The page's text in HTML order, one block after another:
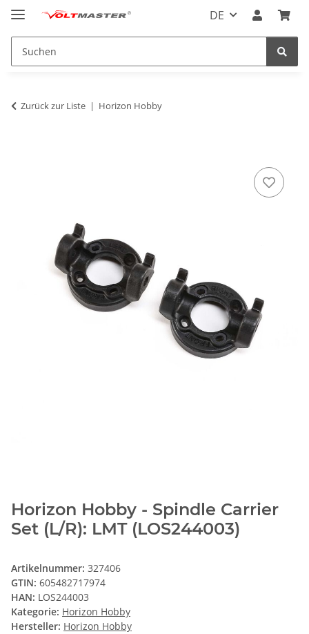
DE
Zurück zur Liste Horizon Hobby
Horizon Hobby - Spindle Carrier
Set (L/R): LMT (LOS244003)
Artikelnummer: 327406
GTIN: 605482717974
HAN: LOS244003
Kategorie: Horizon Hobby
Hersteller: Horizon Hobby